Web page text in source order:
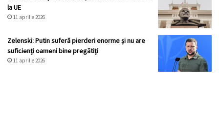
la UE
11 aprilie 2026
Zelenski: Putin suferă pierderi enorme și nu are
suficienți oameni bine pregătiți
11 aprilie 2026